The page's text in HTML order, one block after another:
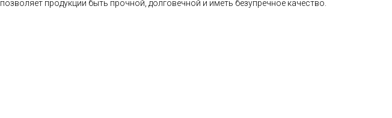
позволяет продукции быть прочной, долговечной и иметь безупречное качество.